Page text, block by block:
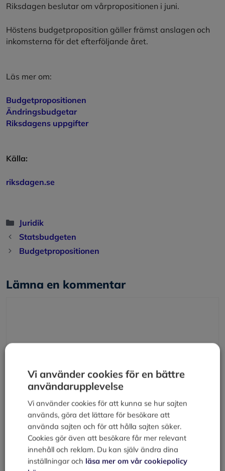
Riksdagen beslutar om vårpropositionen i juni.
Höstens budgetproposition gäller främst anslagen och
inkomsterna för det efterföljande året.
Läs mer om:
Budgetpropositionen
Ändringsbudgetar
Riksdagens uppgifter
Källa:
riksdagen.se
Kategorier
Juridik
Statsbudgeten
Budgetpropositionen
Lämna en kommentar
Namn
Vi använder cookies för en bättre
användarupplevelse
Vi använder cookies för att kunna se hur sajten
används, göra det lättare för besökare att
använda sajten och för att hålla sajten säker.
Cookies gör även att besökare får mer relevant
innehåll och reklam. Du kan själv ändra dina
inställningar och läsa mer om vår cookiepolicy